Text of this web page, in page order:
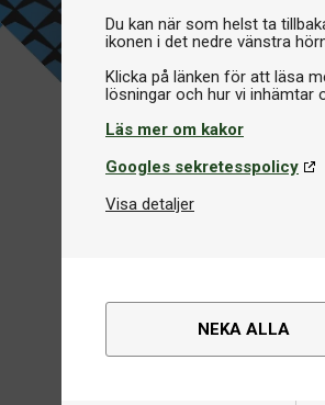
Du kan när som helst ta
ikonen i det nedre vänstra
Klicka på länken för att läsa
Läs mer om kakor
Googles sekretesspolicy
Visa detaljer
NEKA ALLA